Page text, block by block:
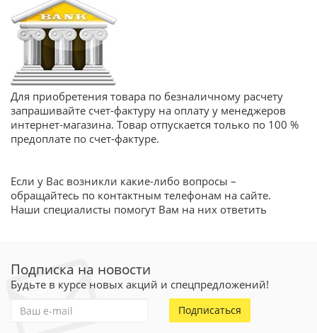
Для приобретения товара по безналичному расчету
запрашивайте счет-фактуру на оплату у менеджеров
интернет-магазина. Товар отпускается только по 100 %
предоплате по счет-фактуре.
Если у Вас возникли какие-либо вопросы –
обращайтесь по контактным телефонам на сайте.
Наши специалисты помогут Вам на них ответить
Подписка на новости
Будьте в курсе новых акций и спецпредложений!
Подписаться